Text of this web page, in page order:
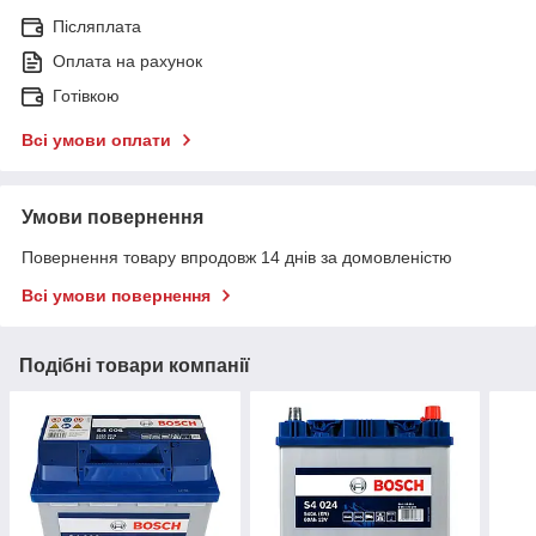
Післяплата
Оплата на рахунок
Готівкою
Всі умови оплати
Умови повернення
Повернення товару впродовж 14 днів за домовленістю
Всі умови повернення
Подібні товари компанії